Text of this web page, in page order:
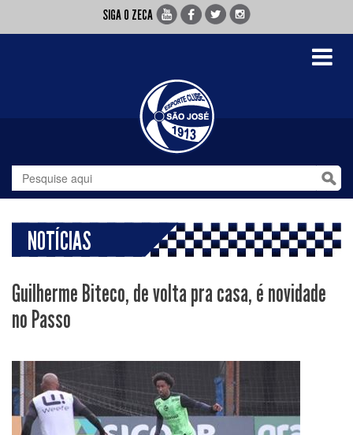
SIGA O ZECA
Toggle
NOTÍCIAS
Guilherme Biteco, de volta pra casa, é novidade
no Passo